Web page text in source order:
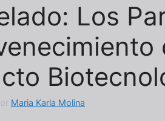
Los
Maria Karla Molina